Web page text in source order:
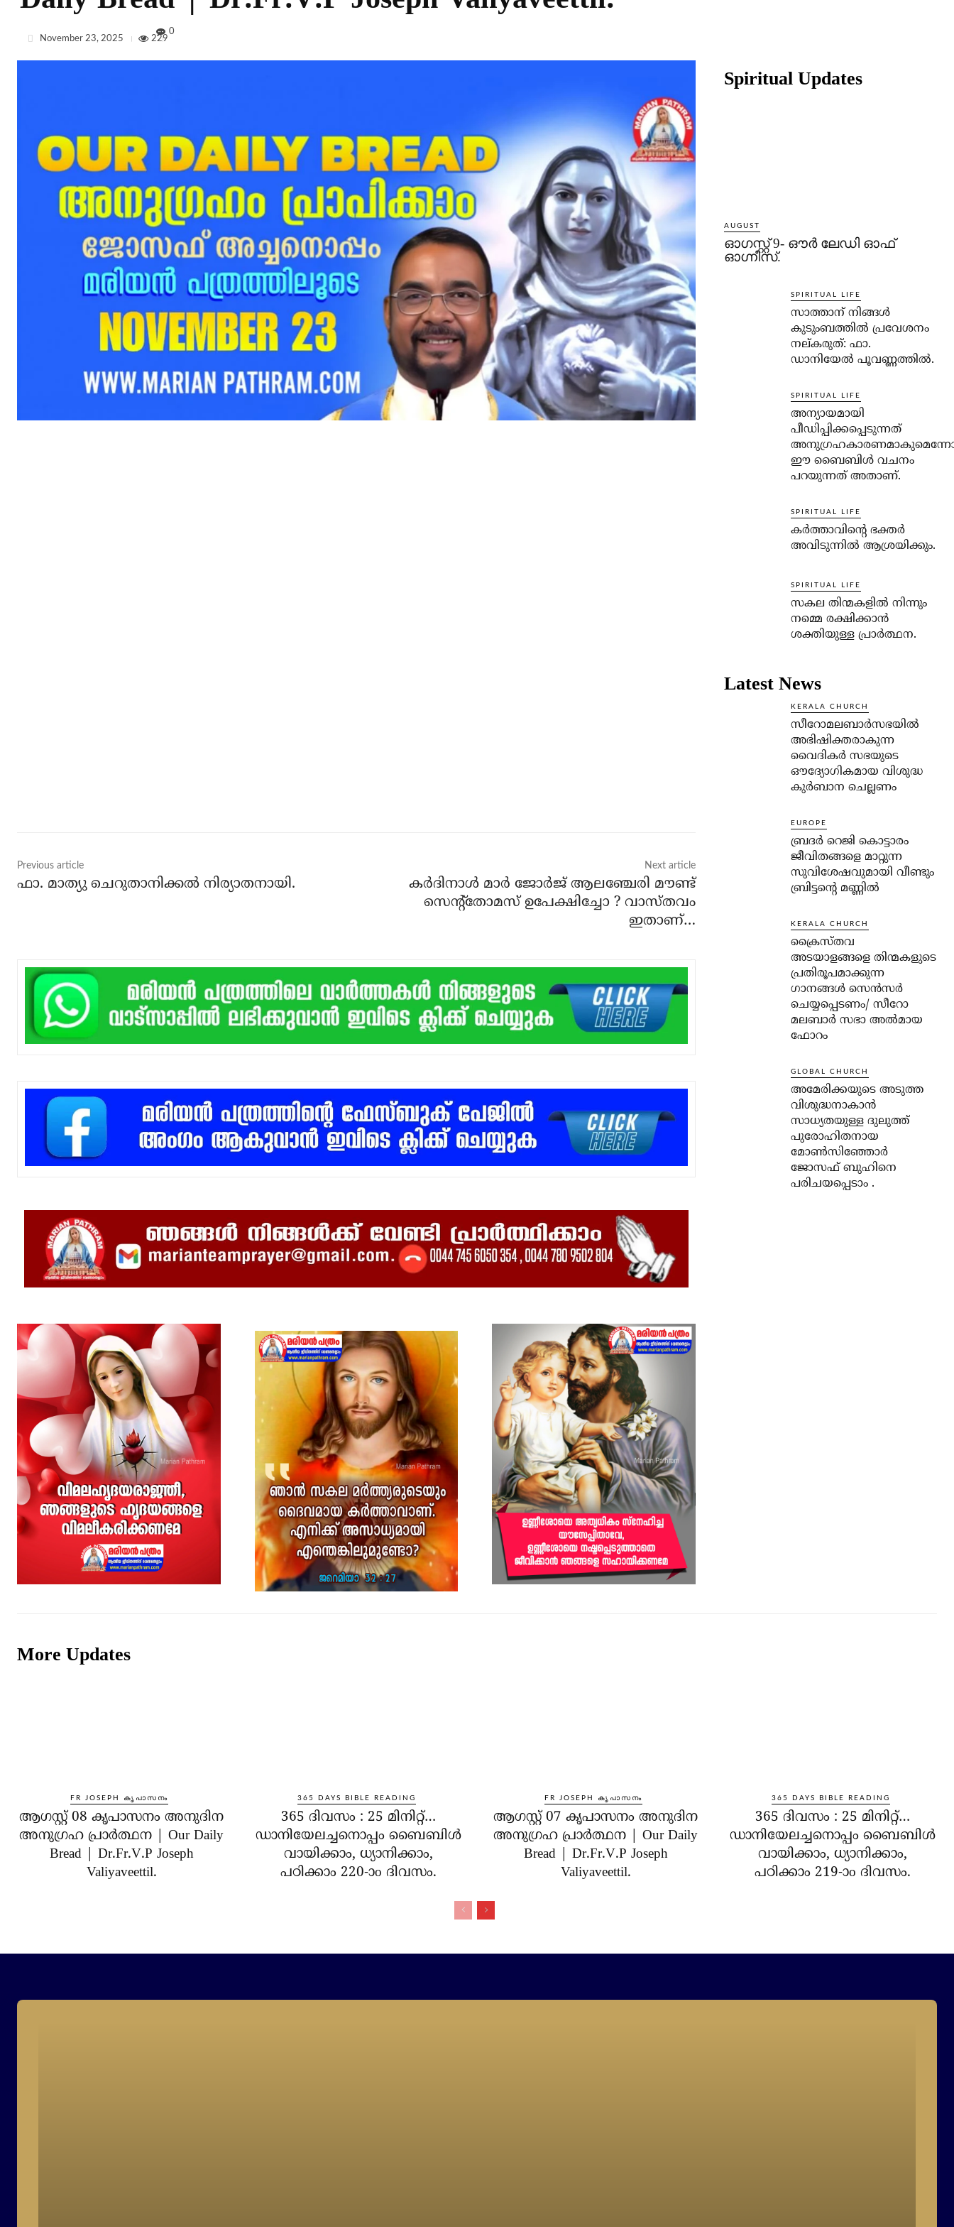
November 23, 2025 229
0
Previous article
ഫാ. മാത്യു ചെറുതാനിക്കൽ നിര്യാതനായി.
Next article
കര്‍ദിനാള്‍ മാര്‍ ജോര്‍ജ് ആലഞ്ചേരി മൗണ്ട്
സെന്റ്‌തോമസ് ഉപേക്ഷിച്ചോ ? വാസ്തവം
ഇതാണ്…
Spiritual Updates
AUGUST
ഓഗസ്റ്റ് 9- ഔര്‍ ലേഡി ഓഫ്
ഓഗ്നീസ്.
SPIRITUAL LIFE
സാത്താന് നിങ്ങള്‍
കുടുംബത്തില്‍ പ്രവേശനം
നല്കരുത്: ഫാ.
ഡാനിയേല്‍ പൂവണ്ണത്തില്‍.
SPIRITUAL LIFE
അന്യായമായി
പീഡിപ്പിക്കപ്പെടുന്നത്
ഈ ബൈബിള്‍ വചനം
പറയുന്നത് അതാണ്.
SPIRITUAL LIFE
കര്‍ത്താവിന്റെ ഭക്തര്‍
അവിടുന്നില്‍ ആശ്രയിക്കും.
SPIRITUAL LIFE
സകല തിന്മകളില്‍ നിന്നും
നമ്മെ രക്ഷിക്കാന്‍
ശക്തിയുള്ള പ്രാര്‍ത്ഥന.
Latest News
KERALA CHURCH
സീറോമലബാർസഭയിൽ
അഭിഷിക്തരാകുന്ന
വൈദികർ സഭയുടെ
ഔദ്യോഗികമായ വിശുദ്ധ
കുർബാന ചെല്ലണം
EUROPE
ബ്രദർ റെജി കൊട്ടാരം
ജീവിതങ്ങളെ മാറ്റുന്ന
സുവിശേഷവുമായി വീണ്ടും
ബ്രിട്ടന്റെ മണ്ണിൽ
KERALA CHURCH
ക്രൈസ്തവ
അടയാളങ്ങളെ തിന്മകളുടെ
പ്രതിരൂപമാക്കുന്ന
ഗാനങ്ങൾ സെൻസർ
ചെയ്യപ്പെടണം/ സീറോ
മലബാർ സഭാ അൽമായ
ഫോറം
GLOBAL CHURCH
അമേരിക്കയുടെ അടുത്ത
വിശുദ്ധനാകാൻ
സാധ്യതയുള്ള ദുലുത്ത്
പുരോഹിതനായ
മോൺസിഞ്ഞോർ
ജോസഫ് ബുഹിനെ
പരിചയപ്പെടാം .
More Updates
FR JOSEPH കൃപാസനം
ആഗസ്റ്റ് 08 കൃപാസനം അനുദിന
അനുഗ്രഹ പ്രാർത്ഥന | Our Daily
Bread | Dr.Fr.V.P Joseph
Valiyaveettil.
365 DAYS BIBLE READING
365 ദിവസം : 25 മിനിറ്റ്…
ഡാനിയേലച്ചനൊപ്പം ബൈബിൾ
വായിക്കാം, ധ്യാനിക്കാം,
പഠിക്കാം 220-ാo ദിവസം.
FR JOSEPH കൃപാസനം
ആഗസ്റ്റ് 07 കൃപാസനം അനുദിന
അനുഗ്രഹ പ്രാർത്ഥന | Our Daily
Bread | Dr.Fr.V.P Joseph
Valiyaveettil.
365 DAYS BIBLE READING
365 ദിവസം : 25 മിനിറ്റ്…
ഡാനിയേലച്ചനൊപ്പം ബൈബിൾ
വായിക്കാം, ധ്യാനിക്കാം,
പഠിക്കാം 219-ാo ദിവസം.